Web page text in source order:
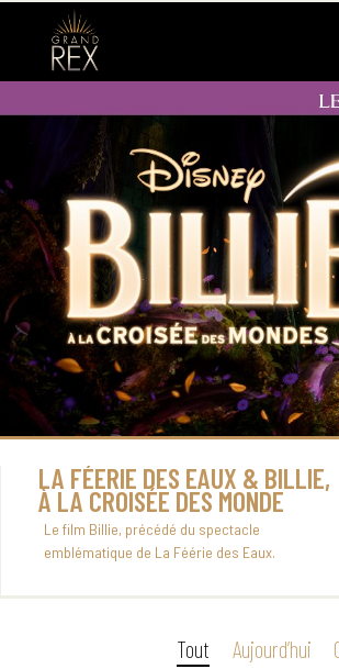
LA FÉERIE DES EAUX & BILLIE, À
LA CROISÉE DES MONDE
Le film Billie, précédé du spectacle
Tout Aujourd’hui